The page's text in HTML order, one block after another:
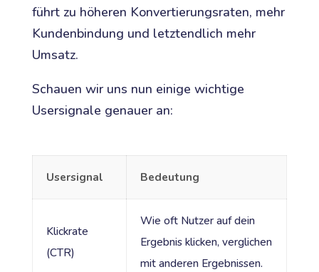
führt zu höheren Konvertierungsraten, mehr
Kundenbindung und letztendlich mehr
Umsatz.
Schauen wir uns nun einige wichtige
Usersignale genauer an:
Usersignal Bedeutung
Klickrate
(CTR)
Wie oft Nutzer auf dein
Ergebnis klicken, verglichen
mit anderen Ergebnissen.